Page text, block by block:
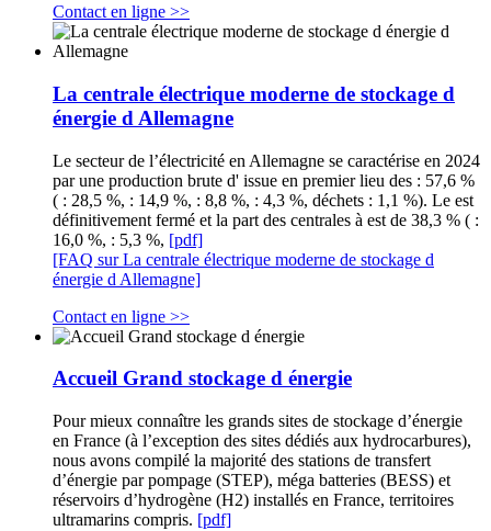
Contact en ligne >>
La centrale électrique moderne de stockage d
énergie d Allemagne
Le secteur de l’électricité en Allemagne se caractérise en 2024
par une production brute d' issue en premier lieu des : 57,6 %
( : 28,5 %, : 14,9 %, : 8,8 %, : 4,3 %, déchets : 1,1 %). Le est
définitivement fermé et la part des centrales à est de 38,3 % ( :
16,0 %, : 5,3 %, [pdf]
[FAQ sur La centrale électrique moderne de stockage d
énergie d Allemagne]
Contact en ligne >>
Accueil Grand stockage d énergie
Pour mieux connaître les grands sites de stockage d’énergie
en France (à l’exception des sites dédiés aux hydrocarbures),
nous avons compilé la majorité des stations de transfert
d’énergie par pompage (STEP), méga batteries (BESS) et
réservoirs d’hydrogène (H2) installés en France, territoires
ultramarins compris. [pdf]